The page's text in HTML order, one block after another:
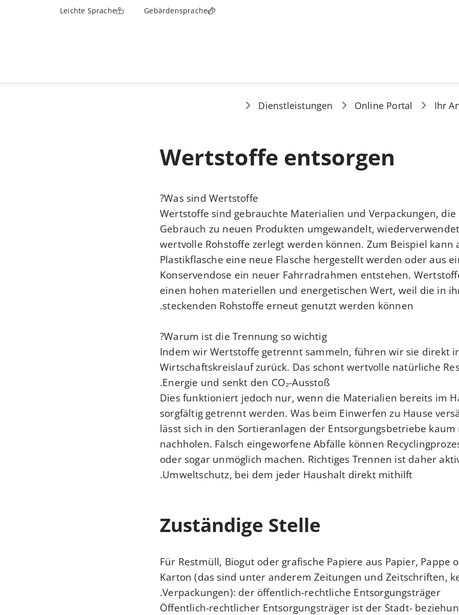
Gebärdensprache
Leichte Sprache
Ihr
Online Portal
Dienstleistungen
Wertstoffe entsorgen
Was sind Wertstoffe?
Wertstoffe sind gebrauchte Materialien und Verpackungen,
Gebrauch zu neuen Produkten umgewandelt,
wertvolle Rohstoffe zerlegt werden können. Zum Beispiel kann
Plastikflasche eine neue Flasche hergestellt werden oder aus
Konservendose ein neuer Fahrradrahmen entstehen.
einen hohen materiellen und energetischen Wert, weil die in
steckenden Rohstoffe erneut genutzt werden können.
Warum ist die Trennung so wichtig?
Indem wir Wertstoffe getrennt sammeln, führen wir sie direkt
Wirtschaftskreislauf zurück. Das schont wertvolle natürliche
Energie und senkt den CO₂-Ausstoß.
Dies funktioniert jedoch nur, wenn die Materialien bereits im
sorgfältig getrennt werden. Was beim Einwerfen zu Hause
lässt sich in den Sortieranlagen der Entsorgungsbetriebe kaum
nachholen. Falsch eingeworfene Abfälle können
oder sogar unmöglich machen. Richtiges Trennen ist daher
Umweltschutz, bei dem jeder Haushalt direkt mithilft.
Zuständige Stelle
Für Restmüll, Biogut oder grafische Papiere aus Papier, Pappe
Karton (das sind unter anderem Zeitungen und Zeitschriften,
Verpackungen): der öffentlich-rechtliche Entsorgungsträger.
Öffentlich-rechtlicher Entsorgungsträger ist der Stadt-